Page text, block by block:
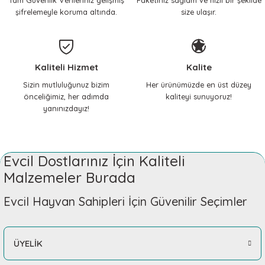
Çok memnunum, her
çocuklarıma güvenle alışveriş
Nilay Yılmaz | 14/02/2026
Teşekkürler
Teşekkürler
Gizem Özpınar | 18/11/2025
Sepete Ekle Sepete Ekle
Kedi Tasması, Çıngıraklı ve lastikli
KERBL Pet
Kedi Boyun Tasması CoolCats Pembe
şifrelemeyle koruma altında.
size ulaşır.
Kaliteli Hizmet
Sizin mutluluğunuz bizim
önceliğimiz, her adımda
yanınızdayız!
Kalite
Her ürünümüzde en üst düzey
kaliteyi sunuyoruz!
Evcil Dostlarınız İçin Kaliteli
Malzemeler Burada
Evcil Hayvan Sahipleri İçin Güvenilir Seçimler
ÜYELİK